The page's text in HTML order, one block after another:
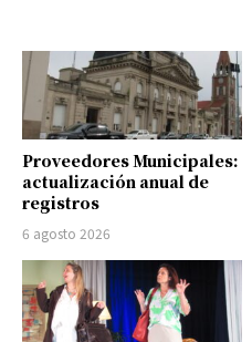
Proveedores Municipales:
actualización anual de
registros
6 agosto 2026